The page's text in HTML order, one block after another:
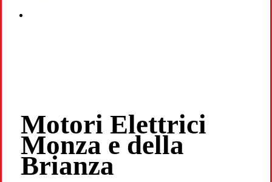
Motori Elettrici
Monza e della
Brianza